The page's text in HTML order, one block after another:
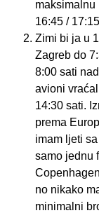
maksimalnu
16:45 /
Zimi bi ja u
Zagreb do
8:00 sati
avioni
14:30 sati.
prema
imam ljeti
samo jednu
no nikako
minimalni